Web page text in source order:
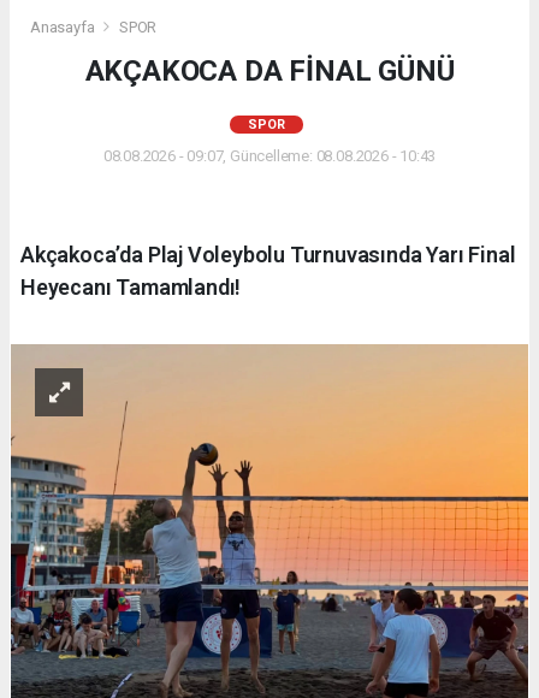
Anasayfa SPOR
AKÇAKOCA DA FİNAL GÜNÜ
SPOR
08.08.2026 - 09:07, Güncelleme: 08.08.2026 - 10:43
Akçakoca’da Plaj Voleybolu Turnuvasında Yarı Final
Heyecanı Tamamlandı!